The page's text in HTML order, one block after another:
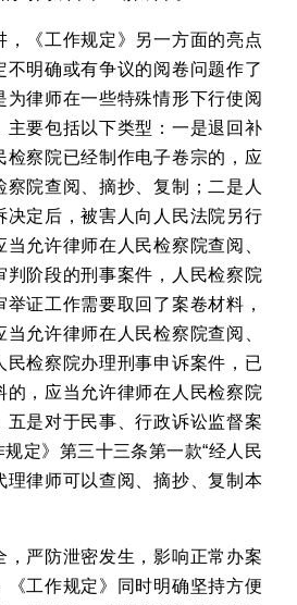
《工作规定》另一方面的亮点
不明确或有争议的阅卷问题作了
为律师在一些特殊情形下行使阅
主要包括以下类型：一是退回补
检察院已经制作电子卷宗的，应
察院查阅、摘抄、复制；二是人
决定后，被害人向人民法院另行
允许律师在人民检察院查阅、
判阶段的刑事案件，人民检察院
证工作需要取回了案卷材料，
允许律师在人民检察院查阅、
民检察院办理刑事申诉案件，已
的，应当允许律师在人民检察院
五是对于民事、行政诉讼监督案
定》第三十三条第一款“经人民
理律师可以查阅、摘抄、复制本
严防泄密发生，影响正常办案
《工作规定》同时明确坚持方便